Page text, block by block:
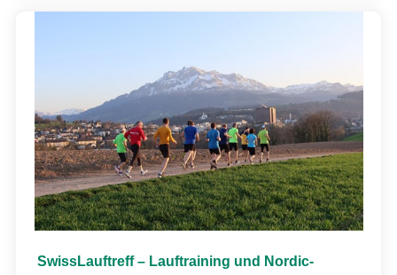
SwissLauftreff – Lauftraining und Nordic-